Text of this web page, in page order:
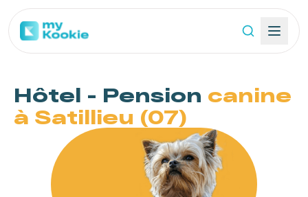
Hôtel - Pension canine
à Satillieu (07)